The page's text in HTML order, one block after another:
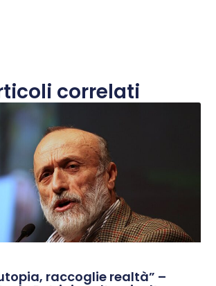
correlati
raccoglie realtà” –